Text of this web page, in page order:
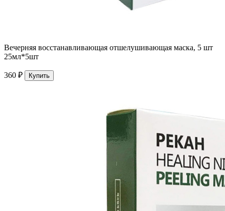
Вечерняя восстанавливающая отшелушивающая маска, 5 шт
25мл*5шт
360 ₽ Купить